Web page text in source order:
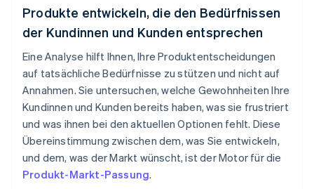
Produkte entwickeln, die den Bedürfnissen
der Kundinnen und Kunden entsprechen
Eine Analyse hilft Ihnen, Ihre Produktentscheidungen
auf tatsächliche Bedürfnisse zu stützen und nicht auf
Annahmen. Sie untersuchen, welche Gewohnheiten Ihre
Kundinnen und Kunden bereits haben, was sie frustriert
und was ihnen bei den aktuellen Optionen fehlt. Diese
Übereinstimmung zwischen dem, was Sie entwickeln,
und dem, was der Markt wünscht, ist der Motor für die
Produkt-Markt-Passung.